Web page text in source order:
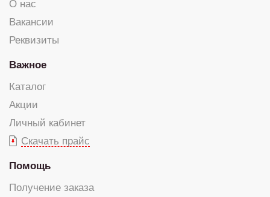
О нас
Вакансии
Реквизиты
Важное
Каталог
Акции
Личный кабинет
Скачать прайс
Помощь
Получение заказа